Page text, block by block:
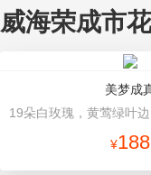
威海荣成市
美梦成
¥188